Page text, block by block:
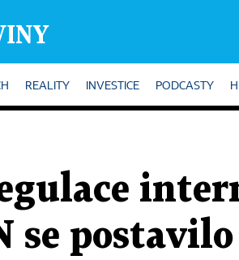
REALITY INVESTICE PODCASTY
se